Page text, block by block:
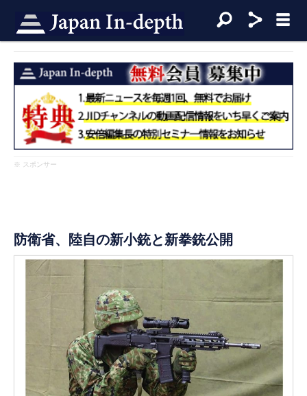
※ スポンサー
防衛省、陸自の新小銃と新拳銃公開